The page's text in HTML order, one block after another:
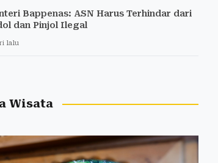
Bappenas: ASN Harus Terhindar dari
dan Pinjol Ilegal
lalu
Wisata